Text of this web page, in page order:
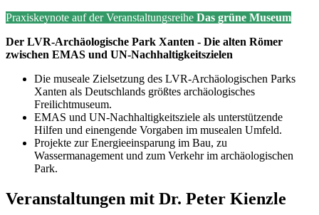
Praxiskeynote auf der Veranstaltungsreihe Das grüne Museum
Der LVR-Archäologische Park Xanten - Die alten Römer
zwischen EMAS und UN-Nachhaltigkeitszielen
Die museale Zielsetzung des LVR-Archäologischen Parks
Xanten als Deutschlands größtes archäologisches
Freilichtmuseum.
EMAS und UN-Nachhaltigkeitsziele als unterstützende
Hilfen und einengende Vorgaben im musealen Umfeld.
Projekte zur Energieeinsparung im Bau, zu
Wassermanagement und zum Verkehr im archäologischen
Park.
Veranstaltungen mit Dr. Peter Kienzle